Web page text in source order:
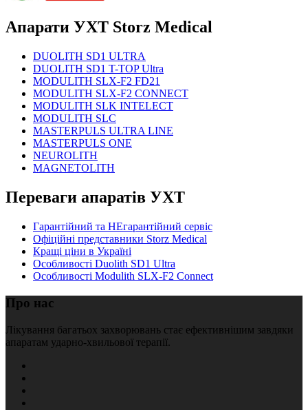
Апарати УХТ Storz Medical
DUOLITH SD1 ULTRA
DUOLITH SD1 T-TOP Ultra
MODULITH SLX-F2 FD21
MODULITH SLX-F2 CONNECT
MODULITH SLK INTELECT
MODULITH SLC
MASTERPULS ULTRA LINE
MASTERPULS ONE
NEUROLITH
MAGNETOLITH
Переваги апаратів УХТ
Гарантійний та НЕгарантійний сервіс
Офіційні представники Storz Medical
Кращі ціни в Україні
Особливості Duolith SD1 Ultra
Особливості Modulith SLX-F2 Connect
Про нас
Лікування багатьох захворювань стає ефективнішим завдяки
апаратам ударно-хвильової терапії.